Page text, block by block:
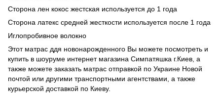
Сторона лен кокос жестская используется до 1 года
Сторона латекс средней жесткости используется после 1 года
Иглопробивное волокно
Этот матрас ддя новонарожденного Вы можете посмотреть и
купить в шоуруме интернет магазина Симпатяшка г.Киев, а
также можете заказать матрас отправкой по Украине Новой
почтой или другими транспортными агентствами, а также
курьерской доставкой по Киеву.